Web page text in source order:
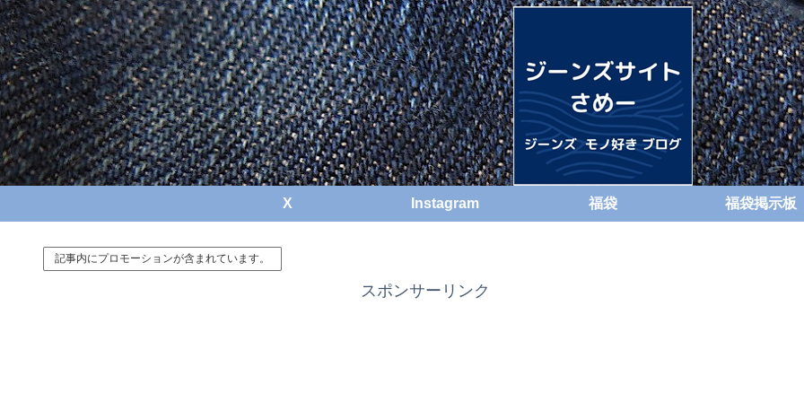
X Instagram 福袋 福袋掲示板
記事内にプロモーションが含まれています。
スポンサーリンク